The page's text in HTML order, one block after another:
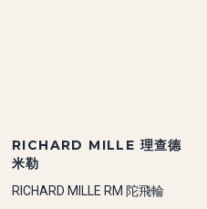
RICHARD MILLE 理查德
米勒
RICHARD MILLE RM 陀飛輪